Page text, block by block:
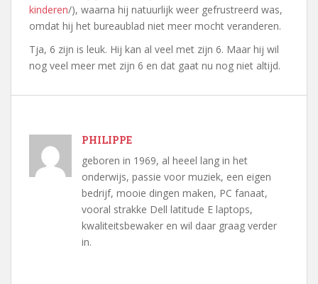
kinderen/), waarna hij natuurlijk weer gefrustreerd was,
omdat hij het bureaublad niet meer mocht veranderen.
Tja, 6 zijn is leuk. Hij kan al veel met zijn 6. Maar hij wil
nog veel meer met zijn 6 en dat gaat nu nog niet altijd.
PHILIPPE
geboren in 1969, al heeel lang in het
onderwijs, passie voor muziek, een eigen
bedrijf, mooie dingen maken, PC fanaat,
vooral strakke Dell latitude E laptops,
kwaliteitsbewaker en wil daar graag verder
in.